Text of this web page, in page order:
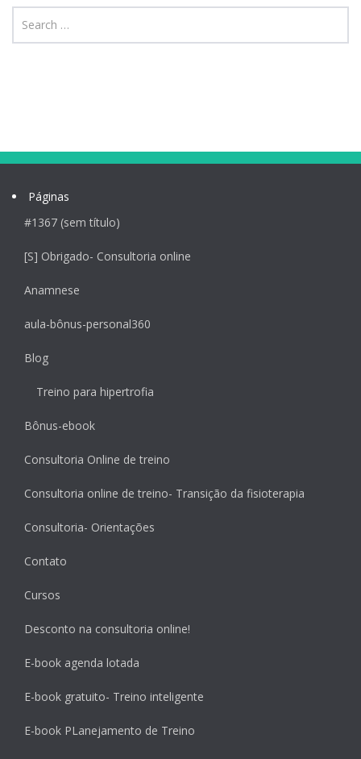
Páginas
#1367 (sem título)
[S] Obrigado- Consultoria online
Anamnese
aula-bônus-personal360
Blog
Treino para hipertrofia
Bônus-ebook
Consultoria Online de treino
Consultoria online de treino- Transição da fisioterapia
Consultoria- Orientações
Contato
Cursos
Desconto na consultoria online!
E-book agenda lotada
E-book gratuito- Treino inteligente
E-book PLanejamento de Treino